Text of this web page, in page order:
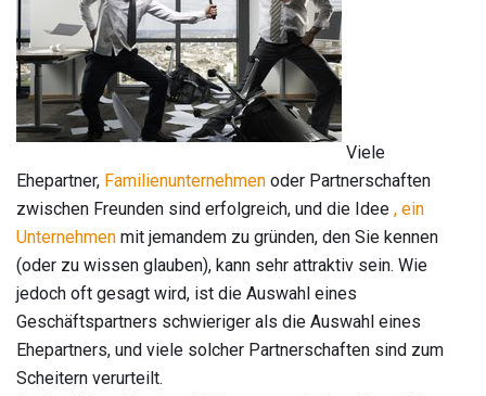
Viele
Ehepartner, Familienunternehmen oder Partnerschaften
zwischen Freunden sind erfolgreich, und die Idee , ein
Unternehmen mit jemandem zu gründen, den Sie kennen
(oder zu wissen glauben), kann sehr attraktiv sein. Wie
jedoch oft gesagt wird, ist die Auswahl eines
Geschäftspartners schwieriger als die Auswahl eines
Ehepartners, und viele solcher Partnerschaften sind zum
Scheitern verurteilt.